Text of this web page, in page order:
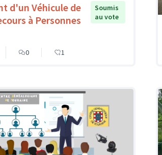
d'un Véhicule de
à Personnes
Soumis
au vote
0 1